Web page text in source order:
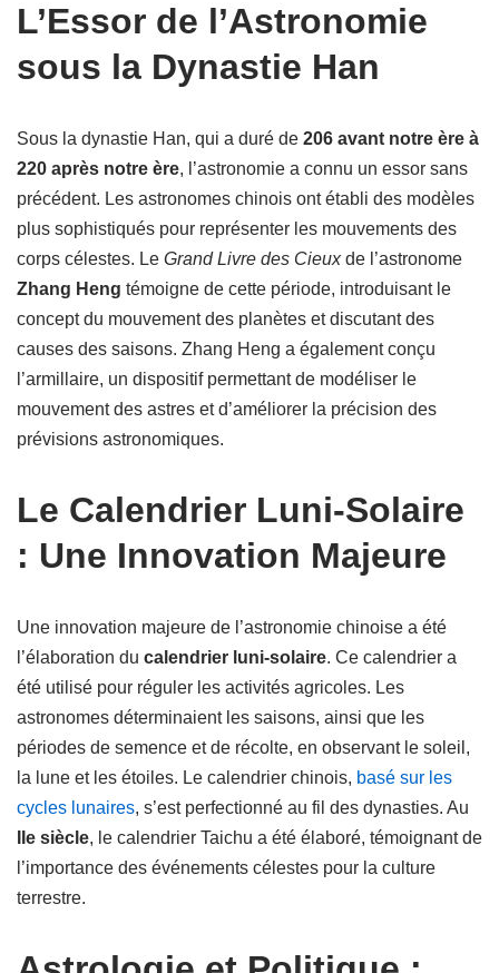
L’Essor de l’Astronomie
sous la Dynastie Han
Sous la dynastie Han, qui a duré de 206 avant notre ère à
220 après notre ère, l’astronomie a connu un essor sans
précédent. Les astronomes chinois ont établi des modèles
plus sophistiqués pour représenter les mouvements des
corps célestes. Le Grand Livre des Cieuxde l’astronome
Zhang Heng témoigne de cette période, introduisant le
concept du mouvement des planètes et discutant des
causes des saisons. Zhang Heng a également conçu
l’armillaire, un dispositif permettant de modéliser le
mouvement des astres et d’améliorer la précision des
prévisions astronomiques.
Le Calendrier Luni-Solaire
: Une Innovation Majeure
Une innovation majeure de l’astronomie chinoise a été
l’élaboration du calendrier luni-solaire. Ce calendrier a
été utilisé pour réguler les activités agricoles. Les
astronomes déterminaient les saisons, ainsi que les
périodes de semence et de récolte, en observant le soleil,
la lune et les étoiles. Le calendrier chinois, basé sur les
cycles lunaires, s’est perfectionné au fil des dynasties. Au
IIe siècle, le calendrier Taichu a été élaboré, témoignant de
l’importance des événements célestes pour la culture
terrestre.